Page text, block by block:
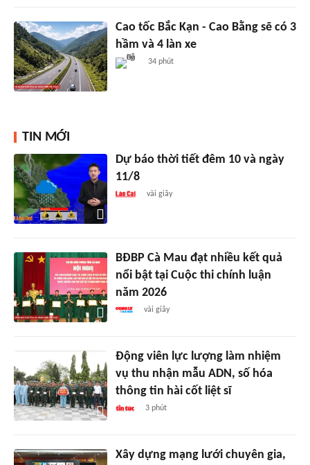
Cao tốc Bắc Kạn - Cao Bằng sẽ có 3
hầm và 4 làn xe
34 phút
TIN MỚI
Dự báo thời tiết đêm 10 và ngày
11/8
vài giây
BĐBP Cà Mau đạt nhiều kết quả
nổi bật tại Cuộc thi chính luận
năm 2026
vài giây
Động viên lực lượng làm nhiệm
vụ thu nhận mẫu ADN, số hóa
thông tin hài cốt liệt sĩ
3 phút
Xây dựng mạng lưới chuyên gia,